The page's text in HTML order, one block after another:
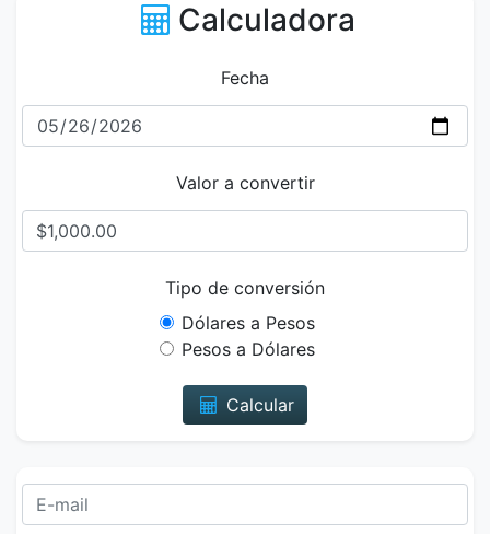
Calculadora
Fecha
Valor a convertir
Tipo de conversión
Dólares a Pesos
Pesos a Dólares
Calcular